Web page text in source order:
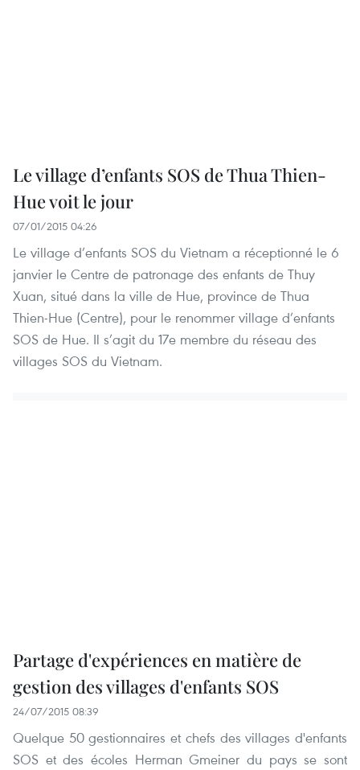
Le village d’enfants SOS de Thua Thien-
Hue voit le jour
07/01/2015 04:26
Le village d’enfants SOS du Vietnam a réceptionné le 6
janvier le Centre de patronage des enfants de Thuy
Xuan, situé dans la ville de Hue, province de Thua
Thien-Hue (Centre), pour le renommer village d’enfants
SOS de Hue. Il s’agit du 17e membre du réseau des
villages SOS du Vietnam.
Partage d'expériences en matière de
gestion des villages d'enfants SOS
24/07/2015 08:39
Quelque 50 gestionnaires et chefs des villages d'enfants
SOS et des écoles Herman Gmeiner du pays se sont